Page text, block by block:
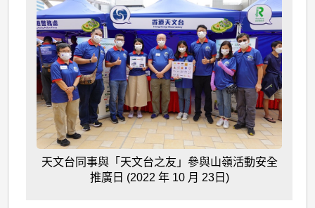
天文台同事與「天文台之友」參與山嶺活動安全
推廣日 (2022 年 10 月 23日)